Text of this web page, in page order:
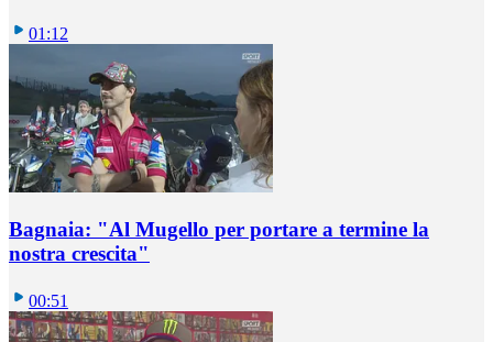
01:12
Bagnaia: "Al Mugello per portare a termine la
nostra crescita"
00:51